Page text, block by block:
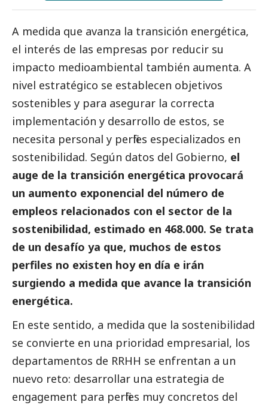
A medida que avanza la transición energética,
el interés de las empresas por reducir su
impacto medioambiental también aumenta. A
nivel estratégico se establecen objetivos
sostenibles y para asegurar la correcta
implementación y desarrollo de estos, se
necesita personal y perfiles especializados en
sostenibilidad. Según datos del Gobierno, el
auge de la transición energética provocará
un aumento exponencial del número de
empleos relacionados con el sector de la
sostenibilidad, estimado en 468.000. Se trata
de un desafío ya que, muchos de estos
perfiles no existen hoy en día e irán
surgiendo a medida que avance la transición
energética.
En este sentido, a medida que la sostenibilidad
se convierte en una prioridad empresarial, los
departamentos de RRHH se enfrentan a un
nuevo reto: desarrollar una estrategia de
engagement para perfiles muy concretos del